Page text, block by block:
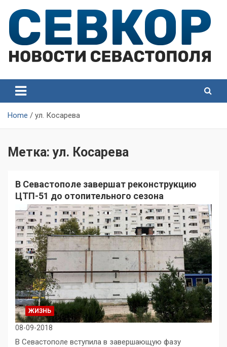
content
Севастополя
Севастополя
Home ул. Косарева
Метка:ул. Косарева
В Севастополе завершат реконструкцию
ЦТП-51 до отопительного сезона
ЖИЗНЬ
08-09-2018
В Севастополе вступила в завершающую фазу